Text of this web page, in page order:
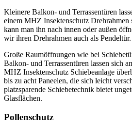
Kleinere Balkon- und Terrassentüren
einem MHZ Insektenschutz Drehrahmen
kann man ihn nach innen oder außen
wir ihren Drehrahmen auch als Pendeltür.
Große Raumöffnungen wie bei
Balkon- und Terrassentüren lassen sich
MHZ Insektenschutz Schiebeanlage
bis zu acht Paneelen, die sich leicht
platzsparende Schiebetechnik bietet
Glasflächen.
Pollenschutz